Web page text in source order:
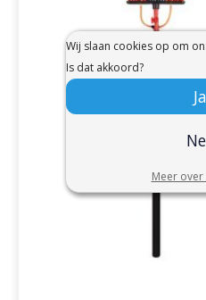
Wij slaan cookies op om
Is dat akkoord?
Ja
Meer